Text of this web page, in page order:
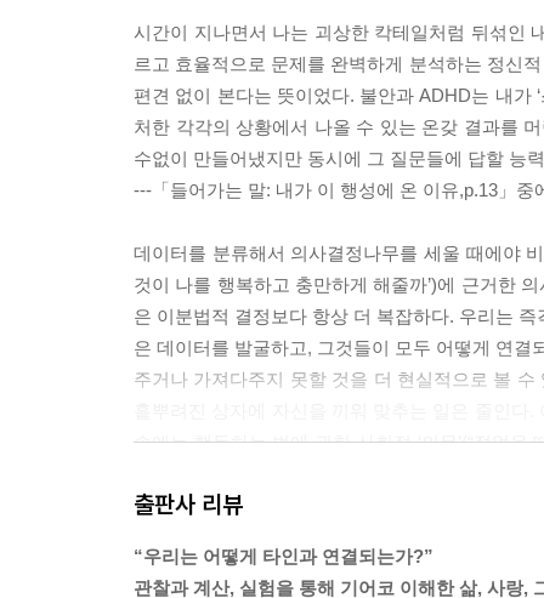
시간이 지나면서 나는 괴상한 칵테일처럼 뒤섞인
르고 효율적으로 문제를 완벽하게 분석하는 정신
편견 없이 본다는 뜻이었다. 불안과 ADHD는 내가
처한 각각의 상황에서 나올 수 있는 온갖 결과를
수없이 만들어냈지만 동시에 그 질문들에 답할 능
---「들어가는 말: 내가 이 행성에 온 이유,p.13」중
데이터를 분류해서 의사결정나무를 세울 때에야
것이 나를 행복하고 충만하게 해줄까’)에 근거한
은 이분법적 결정보다 항상 더 복잡하다. 우리는
은 데이터를 발굴하고, 그것들이 모두 어떻게 연
주거나 가져다주지 못할 것을 더 현실적으로 볼
속에는 행동하는 법에 관한 사회적 ‘의무’(“젊었
---「CHAPTER 1: 상자 밖에서 생각하는 법,p.41」
엄마와 방 청소 문제로, 그리고 엉망이라는 상태
출판사 리뷰
“우리는 어떻게 타인과 연결되는가?”
관찰과 계산, 실험을 통해 기어코 이해한 삶, 사랑,